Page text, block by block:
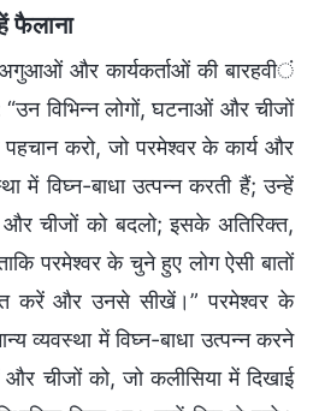
फैलाना
और कार्यकर्ताओं की बारहवीं
“उन विभिन्न लोगों, घटनाओं और चीजों
करो, जो परमेश्वर के कार्य और
में विघ्न-बाधा उत्पन्न करती हैं; उन्हें
और चीजों को बदलो; इसके अतिरिक्त,
परमेश्वर के चुने हुए लोग ऐसी बातों
करें और उनसे सीखें।” परमेश्वर के
व्यवस्था में विघ्न-बाधा उत्पन्न करने
और चीजों को, जो कलीसिया में दिखाई